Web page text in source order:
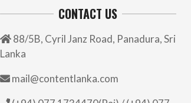
CONTACT US
88/5B, Cyril Janz Road, Panadura, Sri
Lanka
mail@contentlanka.com